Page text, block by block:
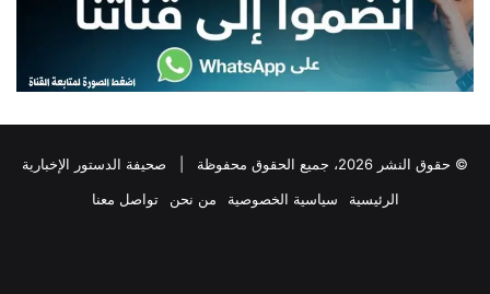
© حقوق النشر 2026، جميع الحقوق محفوظة |
صحيفة الدستور الإخبارية
الرئيسية
سياسية الخصوصية من نحن تواصل معنا